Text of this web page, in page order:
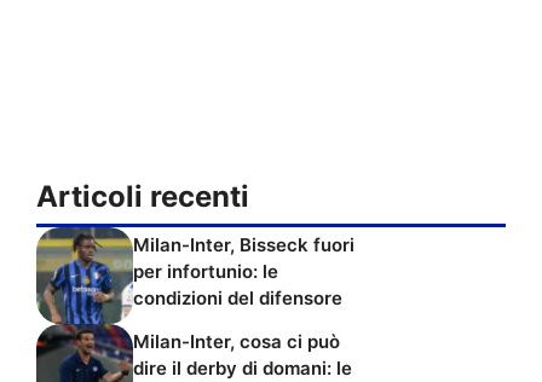
Articoli recenti
Milan-Inter, Bisseck fuori
per infortunio: le
condizioni del difensore
Milan-Inter, cosa ci può
dire il derby di domani: le